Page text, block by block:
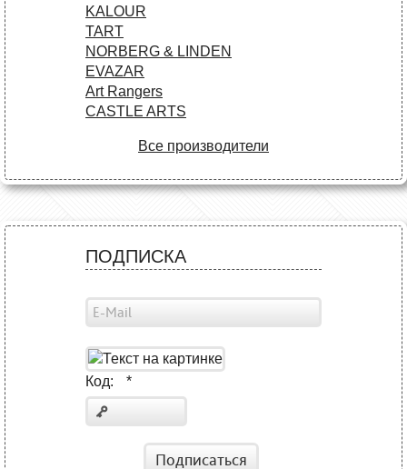
KALOUR
TART
NORBERG & LINDEN
EVAZAR
Art Rangers
CASTLE ARTS
Все производители
ПОДПИСКА
Код: *
Подписаться